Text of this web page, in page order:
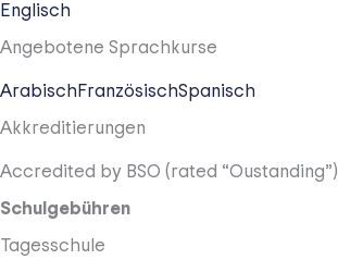
Englisch
Angebotene Sprachkurse
Arabisch FranzösischSpanisch
Akkreditierungen
Accredited by BSO (rated “Oustanding”)
Schulgebühren
Tagesschule